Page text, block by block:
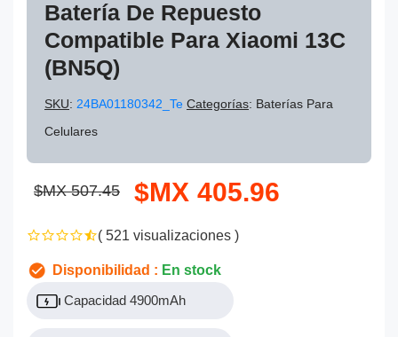
Batería De Repuesto
Compatible Para Xiaomi 13C
(BN5Q)
SKU: 24BA01180342_Te Categorías: Baterías Para
Celulares
$MX 507.45 $MX 405.96
( 521 visualizaciones )
Disponibilidad : En stock
Capacidad 4900mAh